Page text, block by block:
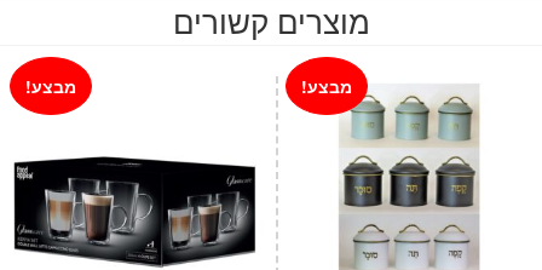
מוצרים קשורים
מבצע! מבצע!